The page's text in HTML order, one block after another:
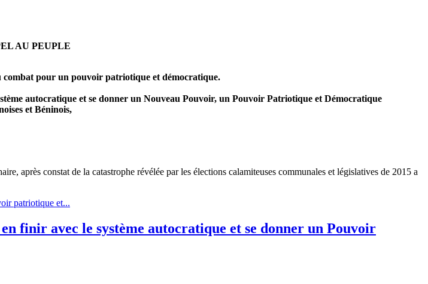
AU PEUPLE
pour un pouvoir patriotique et démocratique.
autocratique et se donner un Nouveau Pouvoir, un Pouvoir Patriotique et Démocratique
et Béninois,
après constat de la catastrophe révélée par les élections calamiteuses communales et législatives de 2015 a
patriotique et...
finir avec le système autocratique et se donner un Pouvoir